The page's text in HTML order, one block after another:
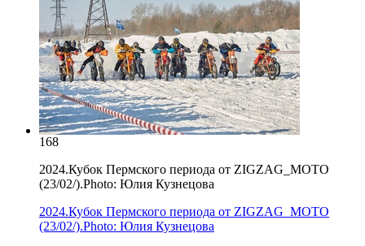
168
2024.Кубок Пермского периода от ZIGZAG_MOTO
(23/02/).Photo: Юлия Кузнецова
2024.Кубок Пермского периода от ZIGZAG_MOTO
(23/02/).Photo: Юлия Кузнецова